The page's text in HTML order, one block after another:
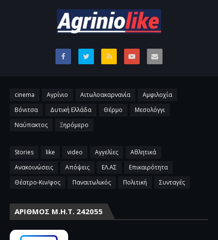
cinema Αγρίνιο Αιτωλοακαρνανία
Αμφιλοχία
Βόνιτσα
Δυτική Ελλάδα Θέρμο
Μεσολόγγι
Ναύπακτος
Ξηρόμερο
Stories like video Αγγελίες
Αθλητικά
Ανακοινώσεις
Απόψεις ΕΛ.ΑΣ
Επικαιρότητα
Θέατρο-Κιν/φος
Παναιτωλικός Πολιτική Συνταγές
ΑΡΙΘΜΌΣ Μ.Η.Τ. 242055